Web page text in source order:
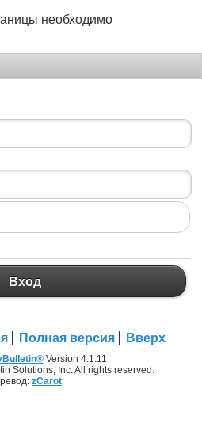
необходимо
Вход
Полная версия Вверх
Version 4.1.11
Solutions, Inc. All rights reserved.
zCarot